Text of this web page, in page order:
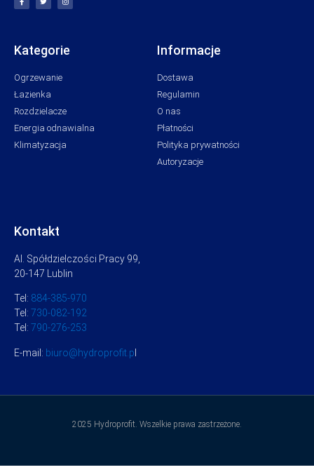
Kategorie
Ogrzewanie
Łazienka
Rozdzielacze
Energia odnawialna
Klimatyzacja
Informacje
Dostawa
Regulamin
O nas
Płatności
Polityka prywatności
Autoryzacje
Kontakt
Al. Spółdzielczości Pracy 99,
20-147 Lublin
Tel: 884-385-970
Tel: 730-082-192
Tel: 790-276-253
E-mail: biuro@hydroprofit.p
2025 Hydroprofit. Wszelkie prawa zastrzeżone.